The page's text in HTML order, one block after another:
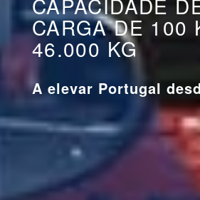
CAPACIDADE
CARGA DE 100
46.000 KG
A elevar Portugal